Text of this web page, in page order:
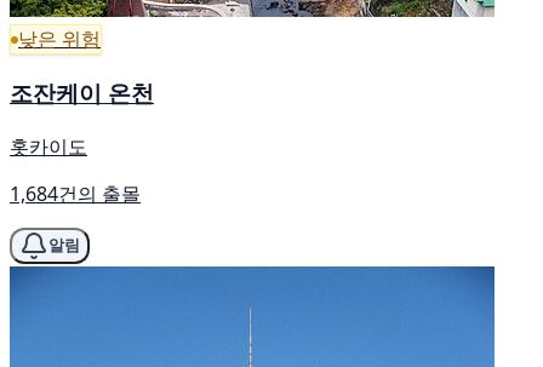
낮은 위험
조잔케이 온천
홋카이도
1,684건의 출몰
알림